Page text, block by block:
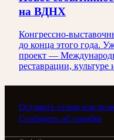
на ВДНХ
Конгрессно-
до конца этого года.
проект —
реставрации,
Оставить отзыв или
Сообщить об ошибке